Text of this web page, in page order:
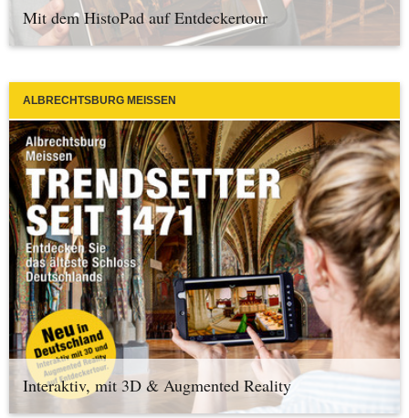
Mit dem HistoPad auf Entdeckertour
ALBRECHTSBURG MEISSEN
Interaktiv, mit 3D & Augmented Reality